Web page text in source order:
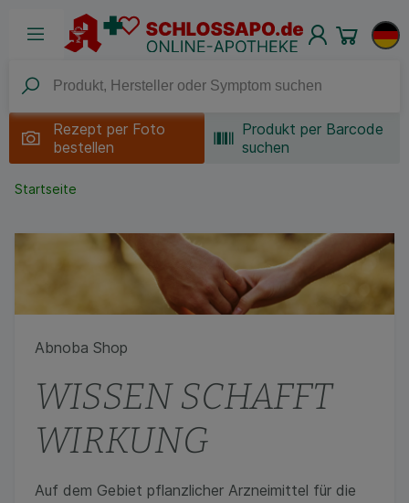
Rezept per Foto
bestellen
Produkt per Barcode
suchen
Startseite
Abnoba Shop
WISSEN SCHAFFT
WIRKUNG
Auf dem Gebiet pflanzlicher Arzneimittel für die